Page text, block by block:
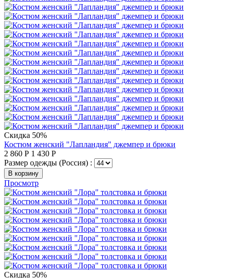
Скидка 50%
Костюм женский "Лапландия" джемпер и брюки
2 860 Р 1 430 Р
Размер одежды (Россия) :
В корзину
Просмотр
Скидка 50%